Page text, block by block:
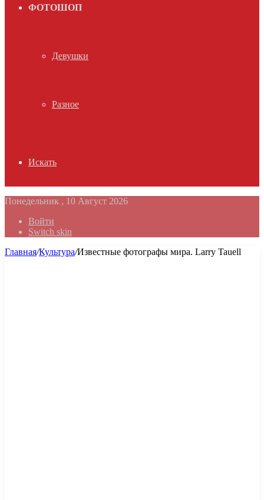
ФОТОШОП
Девушки
Разное
Искать
Понедельник , 10 Август 2026
Войти
Switch skin
Главная/Культура/Известные фотографы мира. Larry Tauell